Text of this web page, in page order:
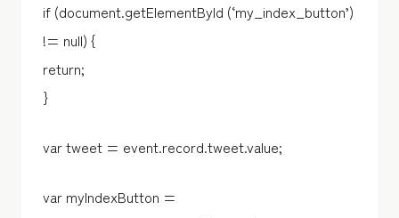
if (document.getElementById (‘my_index_button’)
!= null) {
return;
}
var tweet = event.record.tweet.value;
var myIndexButton =